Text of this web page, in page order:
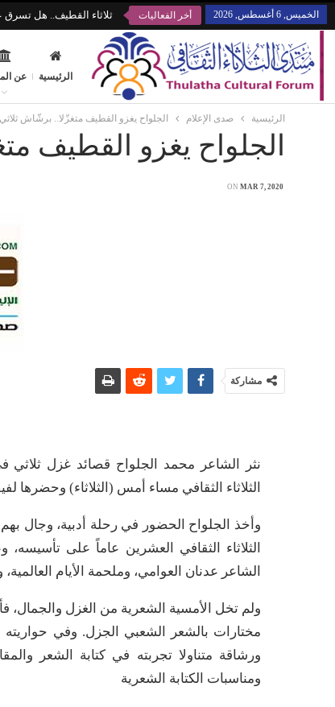
الخميس, 6 أغسطس, 2026 أخر الفعاليات ثلاثاء القطيف.. هل تسرق
الرئيسية عن
الرئيسية صدى الإعلام الجلواح يغزو القطيف متغزّلا.. برشّاش
الجلواح يغزو القطيف
ON MAR 7, 2020
مشاركة
نثر الشاعر محمد الجلواح قصائد غزل ثلاثي
الثلاثاء الثقافي مساء أمس (الثلاثاء) وحضرها
وأخذ الجلواح الحضور في رحلة أدبية، وجال
الثلاثاء الثقافي العشرين عاماً على
الشاعر عدنان العوامي، وملحمة الأيام
ولم تخل الأمسية الشعرية من الغزل والجمال،
مختارات بالشعر الشعبي الجزل. وفي
ورشاقة متناولا تجربته في كتابة الشعر
ومناسبات الكتابة الشعرية